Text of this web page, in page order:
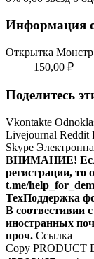
Информация
Открытка
150,00 ₽
Поделитесь
Vkontakte
Livejournal Reddit
Skype
ВНИМАНИЕ!
регистрации, то
t.me/help_for_dem
ТехПоддержка
В соотвестивии
иностранных
проч. Ссылка
Copy PRODUCT